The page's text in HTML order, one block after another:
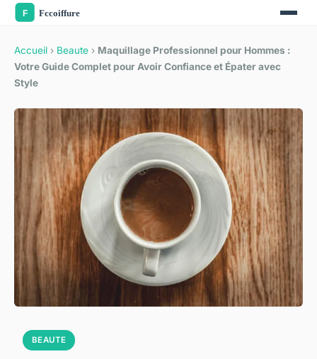
Accueil › Beaute › Maquillage Professionnel pour Hommes :
Votre Guide Complet pour Avoir Confiance et Épater avec
Style
BEAUTE